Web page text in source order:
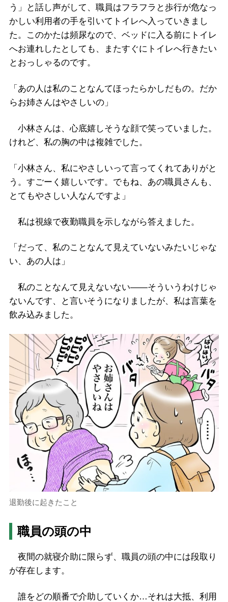
う」と話し声がして、職員はフラフラと歩行が危なっ
かしい利用者の手を引いてトイレへ入っていきまし
た。このかたは頻尿なので、ベッドに入る前にトイレ
へお連れしたとしても、またすぐにトイレへ行きたい
とおっしゃるのです。
「あの人は私のことなんてほったらかしだもの。だか
らお姉さんはやさしいの」
小林さんは、心底嬉しそうな顔で笑っていました。
けれど、私の胸の中は複雑でした。
「小林さん、私にやさしいって言ってくれてありがと
う。すごーく嬉しいです。でもね、あの職員さんも、
とてもやさしい人なんですよ」
私は視線で夜勤職員を示しながら答えました。
「だって、私のことなんて見えていないみたいじゃな
い、あの人は」
私のことなんて見えないない――そういうわけじゃ
ないんです、と言いそうになりましたが、私は言葉を
飲み込みました。
退勤後に起きたこと
職員の頭の中
夜間の就寝介助に限らず、職員の頭の中には段取り
が存在します。
誰をどの順番で介助していくか…それは大抵、利用